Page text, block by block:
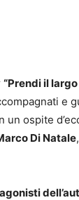
“Prendi il
e
un ospite
Di Natale